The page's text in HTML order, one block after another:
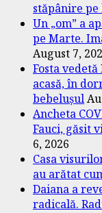
stăpânire
Un „om” a
pe Marte.
August 7,
Fosta
acasă, în
bebelușul
Ancheta
Fauci, găsit
6, 2026
Casa
au arătat
Daiana a
radicală.